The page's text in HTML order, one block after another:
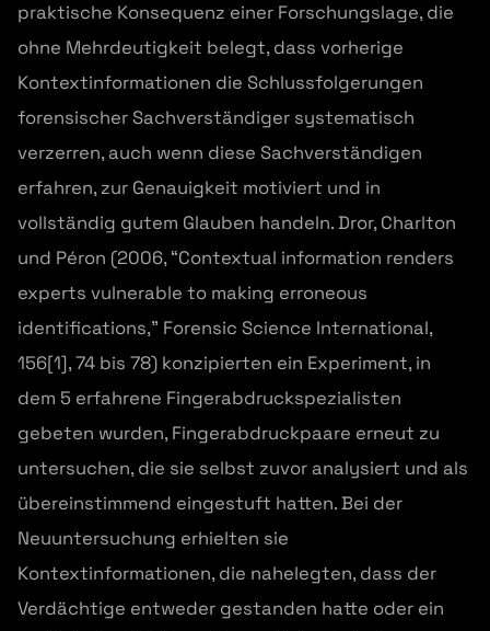
praktische Konsequenz einer Forschungslage, die
ohne Mehrdeutigkeit belegt, dass vorherige
Kontextinformationen die Schlussfolgerungen
forensischer Sachverständiger systematisch
verzerren, auch wenn diese Sachverständigen
erfahren, zur Genauigkeit motiviert und in
vollständig gutem Glauben handeln. Dror, Charlton
und Péron (2006, “Contextual information renders
experts vulnerable to making erroneous
identifications,” Forensic Science International,
156[1], 74 bis 78) konzipierten ein Experiment, in
dem 5 erfahrene Fingerabdruckspezialisten
gebeten wurden, Fingerabdruckpaare erneut zu
untersuchen, die sie selbst zuvor analysiert und als
übereinstimmend eingestuft hatten. Bei der
Neuuntersuchung erhielten sie
Kontextinformationen, die nahelegten, dass der
Verdächtige entweder gestanden hatte oder ein